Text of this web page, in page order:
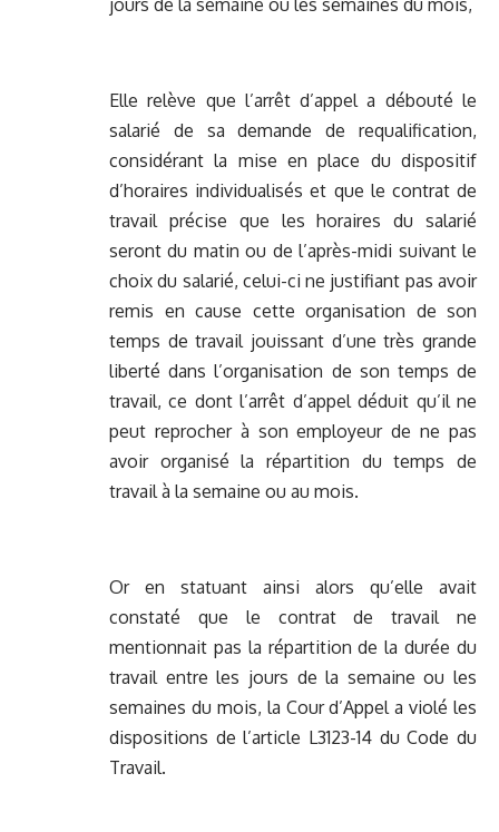
jours de la semaine ou les semaines du mois,
Elle relève que l’arrêt d’appel a débouté le
salarié de sa demande de requalification,
considérant la mise en place du dispositif
d’horaires individualisés et que le contrat de
travail précise que les horaires du salarié
seront du matin ou de l’après-midi suivant le
choix du salarié, celui-ci ne justifiant pas avoir
remis en cause cette organisation de son
temps de travail jouissant d’une très grande
liberté dans l’organisation de son temps de
travail, ce dont l’arrêt d’appel déduit qu’il ne
peut reprocher à son employeur de ne pas
avoir organisé la répartition du temps de
travail à la semaine ou au mois.
Or en statuant ainsi alors qu’elle avait
constaté que le contrat de travail ne
mentionnait pas la répartition de la durée du
travail entre les jours de la semaine ou les
semaines du mois, la Cour d’Appel a violé les
dispositions de l’article L3123-14 du Code du
Travail.